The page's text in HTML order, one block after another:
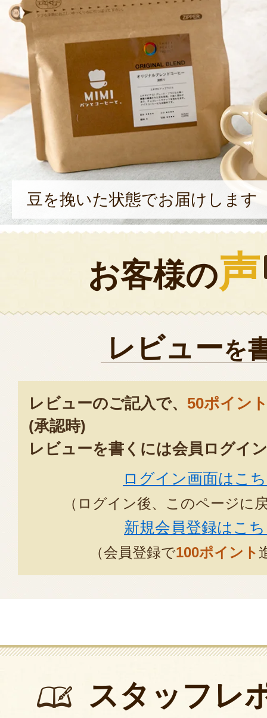
豆を挽いた状態でお届けします
お客様の声
レビューを
レビューのご記入で、 50ポイン
(承認時)
レビューを書くには会員ログイ
ログイン画面はこ
（ログイン後、このページに
新規会員登録はこ
（会員登録で100ポイント
スタッフレ